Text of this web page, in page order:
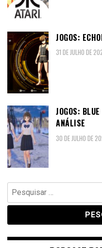
JOGOS:
31 DE JULHO DE
JOGOS:
ANÁLISE
30 DE JULHO DE
Pesquisar
por: